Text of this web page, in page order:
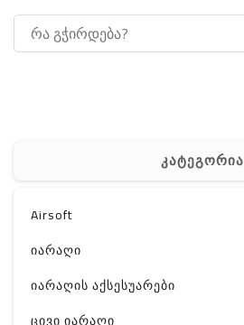
კატეგორია
Airsoft
იარაღი
იარაღის აქსესუარები